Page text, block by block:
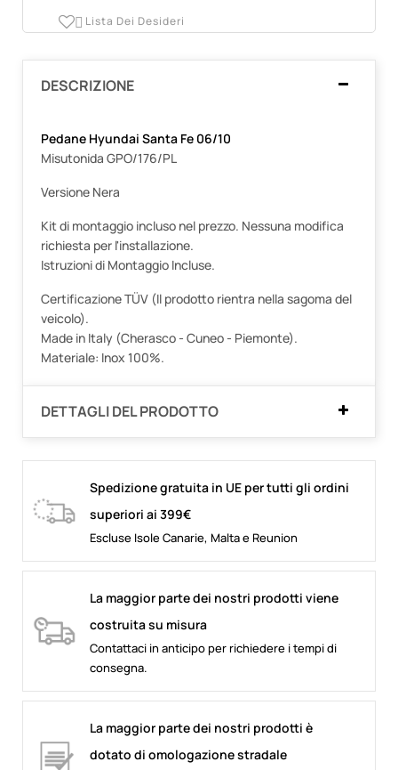
 Lista Dei Desideri
DESCRIZIONE
Pedane Hyundai Santa Fe 06/10
Misutonida GPO/176/PL
Versione Nera
Kit di montaggio incluso nel prezzo. Nessuna modifica
richiesta per l'installazione.
Istruzioni di Montaggio Incluse.
Certificazione TÜV (Il prodotto rientra nella sagoma del
veicolo).
Made in Italy (Cherasco - Cuneo - Piemonte).
Materiale: Inox 100%.
DETTAGLI DEL PRODOTTO
Spedizione gratuita in UE per tutti gli ordini
superiori ai 399€
Escluse Isole Canarie, Malta e Reunion
La maggior parte dei nostri prodotti viene
costruita su misura
Contattaci in anticipo per richiedere i tempi di
consegna.
La maggior parte dei nostri prodotti è
dotato di omologazione stradale